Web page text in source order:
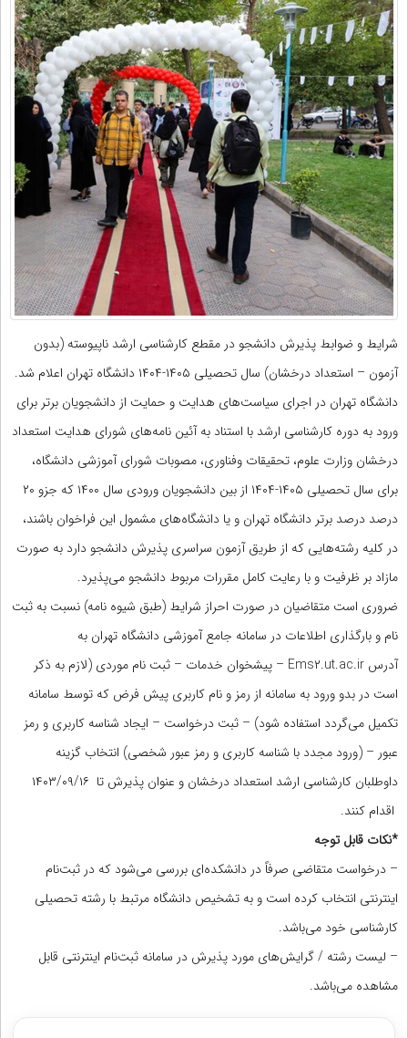
شرایط و ضوابط پذیرش دانشجو در مقطع کارشناسی ارشد ناپیوسته (بدون
آزمون – استعداد درخشان) سال تحصیلی ۱۴۰۵-۱۴۰۴ دانشگاه تهران اعلام شد.
دانشگاه تهران در اجرای سیاست‌های هدایت و حمایت از دانشجویان برتر برای
ورود به دوره کارشناسی ارشد با استناد به آئین نامه‌های شورای هدایت استعداد
درخشان وزارت علوم، تحقیقات وفناوری، مصوبات شورای آموزشی دانشگاه،
برای سال تحصیلی ۱۴۰۵-۱۴۰۴ از بین دانشجویان ورودی سال ۱۴۰۰ که جزو ۲۰
درصد درصد برتر دانشگاه تهران و یا دانشگاه‌های مشمول این فراخوان باشند،
در کلیه رشته‌هایی که از طریق آزمون سراسری پذیرش دانشجو دارد به صورت
مازاد بر ظرفیت و با رعایت کامل مقررات مربوط دانشجو می‌پذیرد.
ضروری است متقاضیان در صورت احراز شرایط (طبق شیوه نامه) نسبت به ثبت
نام و بارگذاری اطلاعات در سامانه جامع آموزشی دانشگاه تهران به
آدرس Ems۲.ut.ac.ir – پیشخوان خدمات – ثبت نام موردی (لازم به ذکر
است در بدو ورود به سامانه از رمز و نام کاربری پیش فرض که توسط سامانه
تکمیل می‌گردد استفاده شود) – ثبت درخواست – ایجاد شناسه کاربری و رمز
عبور – (ورود مجدد با شناسه کاربری و رمز عبور شخصی) انتخاب گزینه
داوطلبان کارشناسی ارشد استعداد درخشان و عنوان پذیرش تا ۱۶/‏۰۹/‏۱۴۰۳
‬ اقدام کنند.
*نکات قابل توجه
– درخواست متقاضی صرفاً در دانشکده‌ای بررسی می‌شود که در ثبت‌نام
اینترنتی انتخاب کرده است و به تشخیص دانشگاه مرتبط با رشته تحصیلی
کارشناسی خود می‌باشد.
– لیست رشته / گرایش‌های مورد پذیرش در سامانه ثبت‌نام اینترنتی قابل
مشاهده می‌باشد.